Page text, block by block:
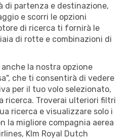
di partenza e destinazione,
e scorri le opzioni
di ricerca ti fornirà le
di rotte e combinazioni di
la nostra opzione
che ti consentirà di vedere
per il tuo volo selezionato,
ricerca. Troverai ulteriori filtri
ricerca e visualizzare solo i
la migliore compagnia aerea
Klm Royal Dutch